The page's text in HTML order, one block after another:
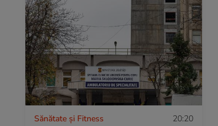
Sănătate și Fitness 20:20